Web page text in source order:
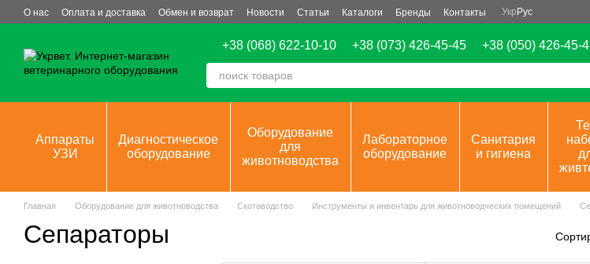
Перейти к основному контенту
О нас Оплата и доставка Обмен и возврат Новости Статьи Каталоги Бренды Контакты Укр Рус
+38 (068) 622-10-10 +38 (073) 426-45-45 +38 (050) 426-45-
Аппараты
УЗИ
Диагностическое
оборудование
Оборудование
для
животноводства
Лабораторное
оборудование
Санитария
и гигиена
Главная Оборудование для животноводства Скотоводство Инструменты и инвентарь для животноводческих помещений
Сепараторы